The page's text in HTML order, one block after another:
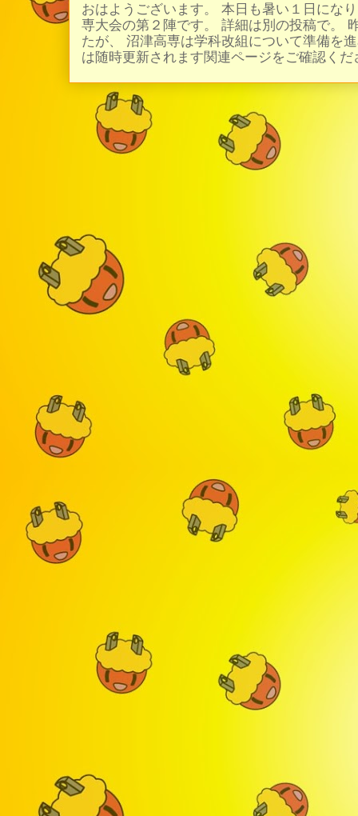
おはようございます。 本日も暑い１日にな
専大会の第２陣です。 詳細は別の投稿で。
たが、 沼津高専は学科改組について準備を
は随時更新されます関連ページをご確認く